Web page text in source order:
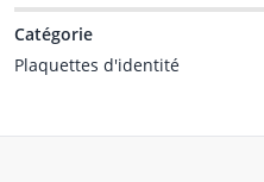
Catégorie
Plaquettes d'identité